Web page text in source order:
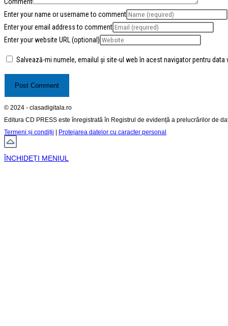
Enter your name or username to comment
Enter your email address to comment
Enter your website URL (optional)
Salvează-mi numele, emailul și site-ul web în acest navigator pentru
© 2024 - clasadigitala.ro
Editura CD PRESS este înregistrată în Registrul de evidență a prelucrărilor de
Termeni și condiții | Protejarea datelor cu caracter personal
ÎNCHIDEȚI MENIUL